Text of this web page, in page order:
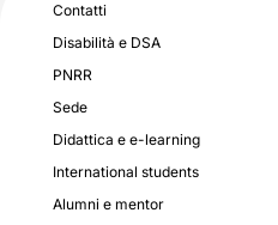
Contatti
Disabilità e DSA
PNRR
Sede
Didattica e e-learning
International students
Alumni e mentor